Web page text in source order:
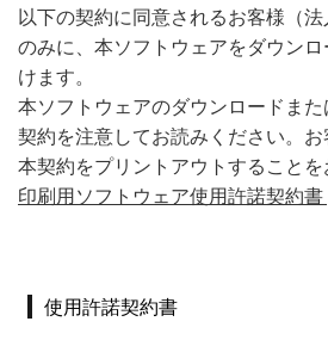
以下の契約に同意されるお客様（法
のみに、本ソフトウェアをダウン
けます。
本ソフトウェアのダウンロードま
契約を注意してお読みください。
本契約をプリントアウトすることを
印刷用ソフトウェア使用許諾契約